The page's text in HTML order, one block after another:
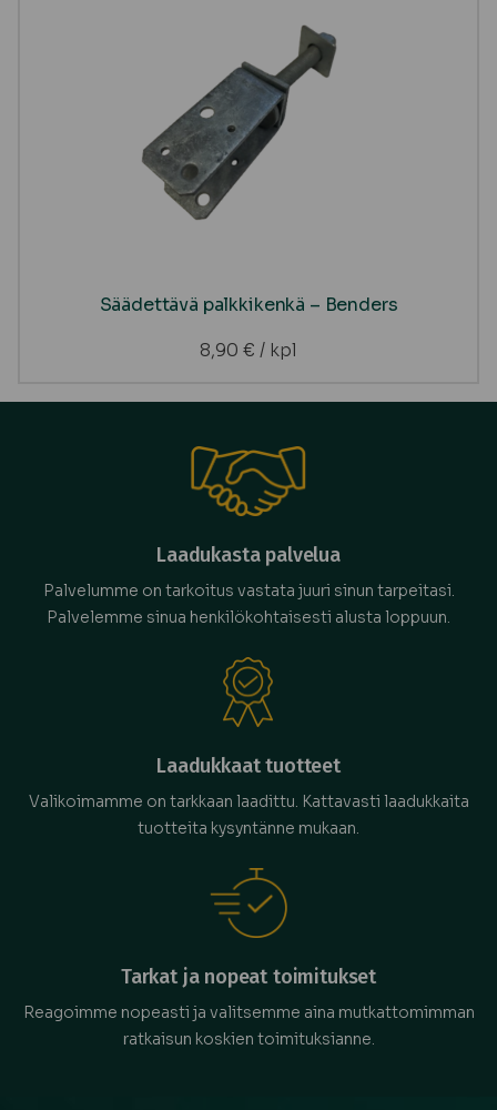
Säädettävä palkkikenkä – Benders
8,90 € / kpl
Laadukasta palvelua
Palvelumme on tarkoitus vastata juuri sinun tarpeitasi.
Palvelemme sinua henkilökohtaisesti alusta loppuun.
Laadukkaat tuotteet
Valikoimamme on tarkkaan laadittu. Kattavasti laadukkaita
tuotteita kysyntänne mukaan.
Tarkat ja nopeat toimitukset
Reagoimme nopeasti ja valitsemme aina mutkattomimman
ratkaisun koskien toimituksianne.